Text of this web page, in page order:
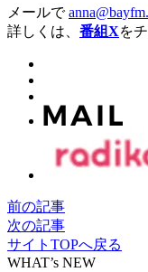
メールで
詳しくは、 番組Xを
前の記事
次の記事
サイトTOPへ戻る
WHAT’s NEW